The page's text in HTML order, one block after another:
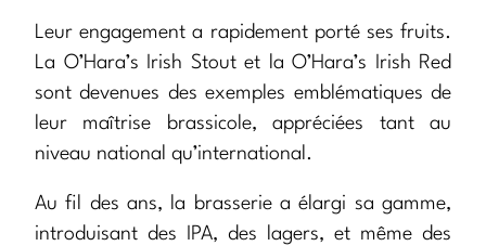
Leur engagement a rapidement porté ses fruits.
La O’Hara’s Irish Stout et la O’Hara’s Irish Red
sont devenues des exemples emblématiques de
leur maîtrise brassicole, appréciées tant au
niveau national qu’international.
Au fil des ans, la brasserie a élargi sa gamme,
introduisant des IPA, des lagers, et même des